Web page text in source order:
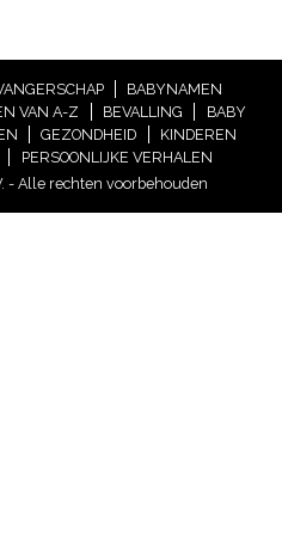
BABYNAMEN
VAN A-Z BEVALLING
BABY
GEZONDHEID
KINDEREN
PERSOONLIJKE VERHALEN
- Alle rechten voorbehouden